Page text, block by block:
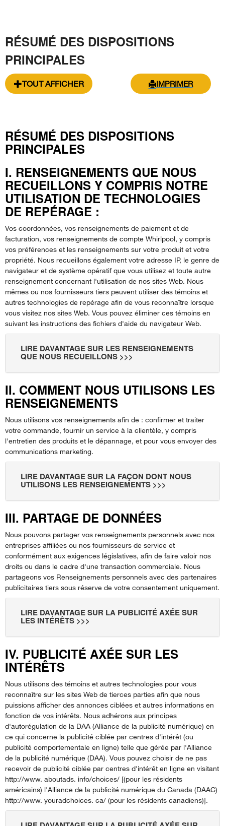
RÉSUMÉ DES DISPOSITIONS
PRINCIPALES
TOUT AFFICHER IMPRIMER
RÉSUMÉ DES DISPOSITIONS
PRINCIPALES
I. RENSEIGNEMENTS QUE NOUS
RECUEILLONS Y COMPRIS NOTRE
UTILISATION DE TECHNOLOGIES
DE REPÉRAGE :
Vos coordonnées, vos renseignements de paiement et de
facturation, vos renseignements de compte Whirlpool, y compris
vos préférences et les renseignements sur votre produit et votre
propriété. Nous recueillons également votre adresse IP, le genre de
navigateur et de système opératif que vous utilisez et toute autre
renseignement concernant l'utilisation de nos sites Web. Nous
mêmes ou nos fournisseurs tiers peuvent utiliser des témoins et
autres technologies de repérage afin de vous reconnaître lorsque
vous visitez nos sites Web. Vous pouvez éliminer ces témoins en
suivant les instructions des fichiers d'aide du navigateur Web.
LIRE DAVANTAGE SUR LES RENSEIGNEMENTS
QUE NOUS RECUEILLONS >>>
II. COMMENT NOUS UTILISONS LES
RENSEIGNEMENTS
Nous utilisons vos renseignements afin de : confirmer et traiter
votre commande, fournir un service à la clientèle, y compris
l'entretien des produits et le dépannage, et pour vous envoyer des
communications marketing.
LIRE DAVANTAGE SUR LA FAÇON DONT NOUS
UTILISONS LES RENSEIGNEMENTS >>>
III. PARTAGE DE DONNÉES
Nous pouvons partager vos renseignements personnels avec nos
entreprises affiliées ou nos fournisseurs de service et
conformément aux exigences législatives, afin de faire valoir nos
droits ou dans le cadre d'une transaction commerciale. Nous
partageons vos Renseignements personnels avec des partenaires
publicitaires tiers sous réserve de votre consentement uniquement.
LIRE DAVANTAGE SUR LA PUBLICITÉ AXÉE SUR
LES INTÉRÊTS >>>
IV. PUBLICITÉ AXÉE SUR LES
INTÉRÊTS
Nous utilisons des témoins et autres technologies pour vous
reconnaître sur les sites Web de tierces parties afin que nous
puissions afficher des annonces ciblées et autres informations en
fonction de vos intérêts. Nous adhérons aux principes
d'autorégulation de la DAA (Alliance de la publicité numérique) en
ce qui concerne la publicité ciblée par centres d'intérêt (ou
publicité comportementale en ligne) telle que gérée par l'Alliance
de la publicité numérique (DAA). Vous pouvez choisir de ne pas
recevoir de publicité ciblée par centres d'intérêt en ligne en visitant
http://www. aboutads. info/choices/ [(pour les résidents
américains) l'Alliance de la publicité numérique du Canada (DAAC)
http://www. youradchoices. ca/ (pour les résidents canadiens)].